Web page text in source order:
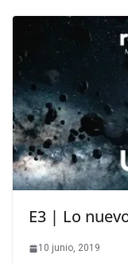
E3 | Lo
10 junio, 2019